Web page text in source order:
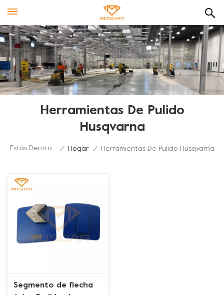
Herramientas De Pulido
Husqvarna
Estás Dentro : / Hogar / Herramientas De Pulido Husqvarna
Segmento de flecha